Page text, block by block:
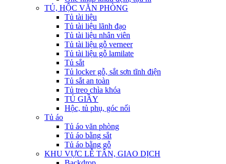
TỦ, HỘC VĂN PHÒNG
Tủ tài liệu
Tủ tài liệu lãnh đạo
Tủ tài liệu nhân viên
Tủ tài liệu gỗ verneer
Tủ tài liệu gỗ lamilate
Tủ sắt
Tủ locker gỗ, sắt sơn tĩnh điện
Tủ sắt an toàn
Tủ treo chìa khóa
TỦ GIẦY
Hộc, tủ phụ, góc nối
Tủ áo
Tủ áo văn phòng
Tủ áo bằng sắt
Tủ áo bằng gỗ
KHU VỰC LỄ TÂN, GIAO DỊCH